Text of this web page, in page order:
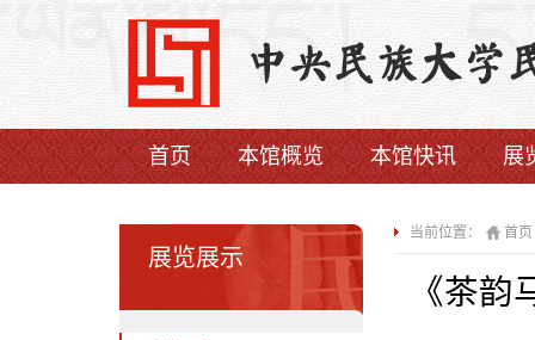
首页 本馆概览 本馆快讯 展
展览展示
当前位置： 首页
《茶